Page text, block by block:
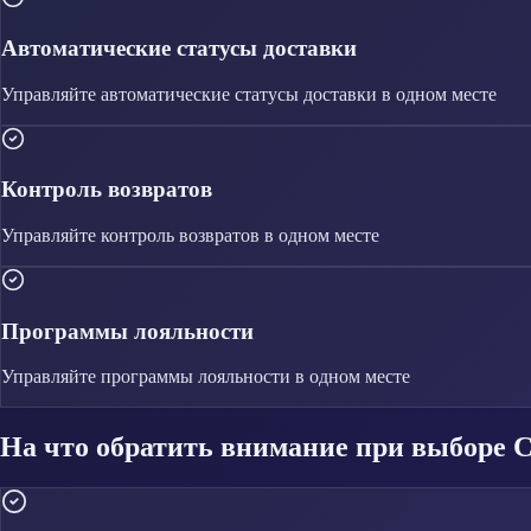
Автоматические статусы доставки
Управляйте автоматические статусы доставки в одном месте
Контроль возвратов
Управляйте контроль возвратов в одном месте
Программы лояльности
Управляйте программы лояльности в одном месте
На что обратить внимание при выборе